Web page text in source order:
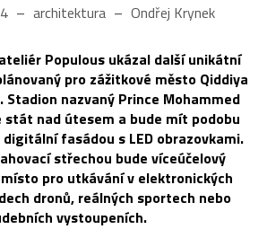
architektura Ondřej Krynek
Populous ukázal další unikátní
pro zážitkové město Qiddiya
Stadion nazvaný Prince Mohammed
stát nad útesem a bude mít podobu
fasádou s LED obrazovkami.
střechou bude víceúčelový
pro utkávání v elektronických
dronů, reálných sportech nebo
vystoupeních.